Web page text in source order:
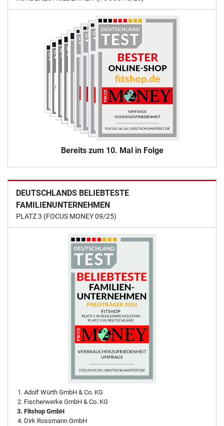
Bereits zum 10. Mal in Folge
DEUTSCHLANDS BELIEBTESTE
FAMILIENUNTERNEHMEN
PLATZ 3 (FOCUS MONEY 09/25)
Adolf Würth GmbH & Co. KG
Fischerwerke GmbH & Co. KG
Fitshop GmbH
Dirk Rossmann GmbH